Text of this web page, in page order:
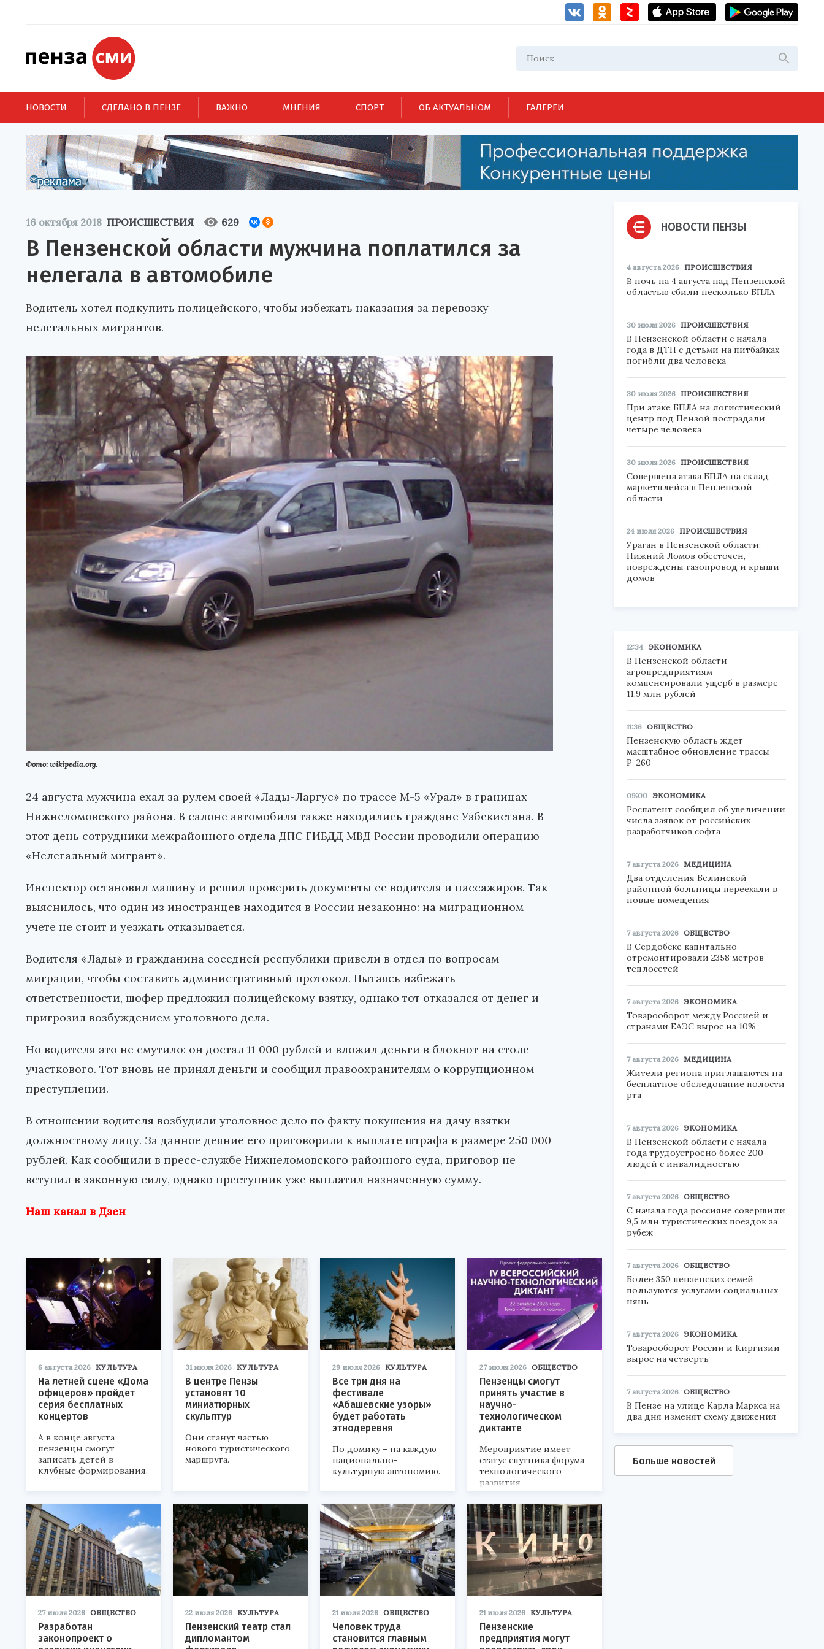
НОВОСТИ СДЕЛАНО В ПЕНЗЕ ВАЖНО МНЕНИЯ СПОРТ ОБ АКТУАЛЬНОМ ГАЛЕРЕИ
16 октября 2018 ПРОИСШЕСТВИЯ 629
В Пензенской области мужчина поплатился за
нелегала в автомобиле
Водитель хотел подкупить полицейского, чтобы избежать наказания за перевозку
нелегальных мигрантов.
Фото: wikipedia.org.
24 августа мужчина ехал за рулем своей «Лады-Ларгус» по трассе М-5 «Урал» в границах
Нижнеломовского района. В салоне автомобиля также находились граждане Узбекистана. В
этот день сотрудники межрайонного отдела ДПС ГИБДД МВД России проводили операцию
«Нелегальный мигрант».
Инспектор остановил машину и решил проверить документы ее водителя и пассажиров. Так
выяснилось, что один из иностранцев находится в России незаконно: на миграционном
учете не стоит и уезжать отказывается.
Водителя «Лады» и гражданина соседней республики привели в отдел по вопросам
миграции, чтобы составить административный протокол. Пытаясь избежать
ответственности, шофер предложил полицейскому взятку, однако тот отказался от денег и
пригрозил возбуждением уголовного дела.
Но водителя это не смутило: он достал 11 000 рублей и вложил деньги в блокнот на столе
участкового. Тот вновь не принял деньги и сообщил правоохранителям о коррупционном
преступлении.
В отношении водителя возбудили уголовное дело по факту покушения на дачу взятки
должностному лицу. За данное деяние его приговорили к выплате штрафа в размере 250 000
рублей. Как сообщили в пресс-службе Нижнеломовского районного суда, приговор не
вступил в законную силу, однако преступник уже выплатил назначенную сумму.
Наш канал в Дзен
6 августа 2026 КУЛЬТУРА
На летней сцене «Дома
офицеров» пройдет
серия бесплатных
концертов
А в конце августа
пензенцы смогут
записать детей в
клубные формирования.
31 июля 2026 КУЛЬТУРА
В центре Пензы
установят 10
миниатюрных
скульптур
Они станут частью
нового туристического
маршрута.
29 июля 2026 КУЛЬТУРА
Все три дня на
фестивале
«Абашевские узоры»
будет работать
этнодеревня
По домику – на каждую
национально-
культурную автономию.
27 июля 2026 ОБЩЕСТВО
Пензенцы смогут
принять участие в
научно-
технологическом
диктанте
Мероприятие имеет
статус спутника форума
технологического
развития
«Технопром-2026».
27 июля 2026 ОБЩЕСТВО
Разработан
законопроект о
22 июля 2026 КУЛЬТУРА
Пензенский театр стал
дипломантом
21 июля 2026 ОБЩЕСТВО
Человек труда
становится главным
21 июля 2026 КУЛЬТУРА
Пензенские
предприятия могут
НОВОСТИ ПЕНЗЫ
4 августа 2026 ПРОИСШЕСТВИЯ
В ночь на 4 августа над Пензенской
областью сбили несколько БПЛА
30 июля 2026 ПРОИСШЕСТВИЯ
В Пензенской области с начала
года в ДТП с детьми на питбайках
погибли два человека
30 июля 2026 ПРОИСШЕСТВИЯ
При атаке БПЛА на логистический
центр под Пензой пострадали
четыре человека
30 июля 2026 ПРОИСШЕСТВИЯ
Совершена атака БПЛА на склад
маркетплейса в Пензенской
области
24 июля 2026 ПРОИСШЕСТВИЯ
Ураган в Пензенской области:
Нижний Ломов обесточен,
повреждены газопровод и крыши
домов
12:34 ЭКОНОМИКА
В Пензенской области
агропредприятиям
компенсировали ущерб в размере
11,9 млн рублей
11:36 ОБЩЕСТВО
Пензенскую область ждет
масштабное обновление трассы
Р-260
09:00 ЭКОНОМИКА
Роспатент сообщил об увеличении
числа заявок от российских
разработчиков софта
7 августа 2026 МЕДИЦИНА
Два отделения Белинской
районной больницы переехали в
новые помещения
7 августа 2026 ОБЩЕСТВО
В Сердобске капитально
отремонтировали 2358 метров
теплосетей
7 августа 2026 ЭКОНОМИКА
Товарооборот между Россией и
странами ЕАЭС вырос на 10%
7 августа 2026 МЕДИЦИНА
Жители региона приглашаются на
бесплатное обследование полости
рта
7 августа 2026 ЭКОНОМИКА
В Пензенской области с начала
года трудоустроено более 200
людей с инвалидностью
7 августа 2026 ОБЩЕСТВО
С начала года россияне совершили
9,5 млн туристических поездок за
рубеж
7 августа 2026 ОБЩЕСТВО
Более 350 пензенских семей
пользуются услугами социальных
нянь
7 августа 2026 ЭКОНОМИКА
Товарооборот России и Киргизии
вырос на четверть
7 августа 2026 ОБЩЕСТВО
В Пензе на улице Карла Маркса на
два дня изменят схему движения
Больше новостей